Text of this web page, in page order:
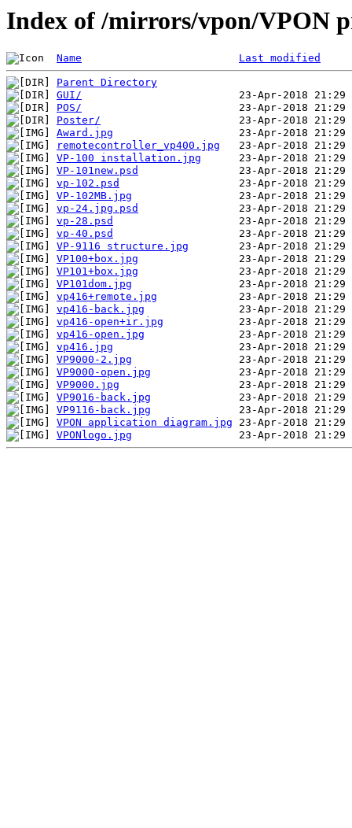
Index of /mirrors/vpon/VPON
Name Last modified
Parent Directory
GUI/
POS/
Poster/
Award.jpg
remotecontroller_vp400.jpg
VP-100 installation.jpg
VP-101new.psd
vp-102.psd
VP-102MB.jpg
vp-24.jpg.psd
vp-28.psd
vp-40.psd
VP-9116 structure.jpg
VP100+box.jpg
VP101+box.jpg
VP101dom.jpg
vp416+remote.jpg
vp416-back.jpg
vp416-open+ir.jpg
vp416-open.jpg
vp416.jpg
VP9000-2.jpg
VP9000-open.jpg
VP9000.jpg
VP9016-back.jpg
VP9116-back.jpg
VPON application diagram.jpg
VPONlogo.jpg